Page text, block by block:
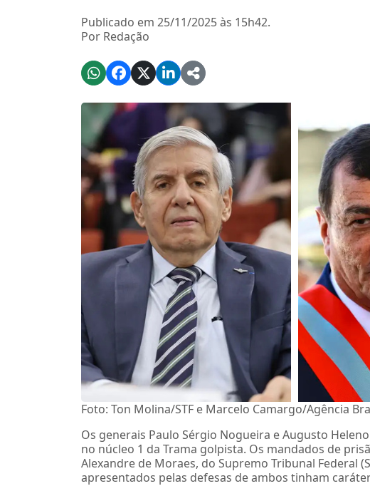
Publicado em 25/11/2025 às 15h42.
Por Redação
Foto: Ton Molina/STF e Marcelo Camargo/Agência
Os generais Paulo Sérgio Nogueira e Augusto
no núcleo 1 da Trama golpista. Os mandados de
Alexandre de Moraes, do Supremo Tribunal Federal
apresentados pelas defesas de ambos tinham